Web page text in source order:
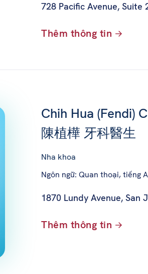
728 Pacific Avenue, Suite
Thêm thông tin
Chih Hua (Fendi)
陳植樺 牙科醫生
Nha khoa
Ngôn ngữ: Quan thoại, tiếng
1870 Lundy Avenue, San
Thêm thông tin